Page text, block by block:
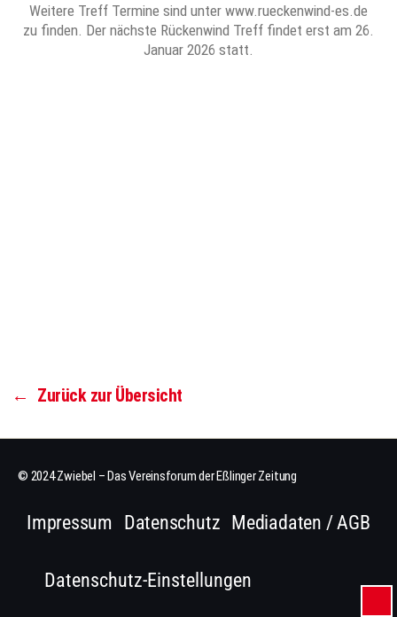
Weitere Treff Termine sind unter www.rueckenwind-es.de
zu finden. Der nächste Rückenwind Treff findet erst am 26.
Januar 2026 statt.
← Zurück zur Übersicht
© 2024 Zwiebel – Das Vereinsforum der Eßlinger Zeitung
Impressum Datenschutz Mediadaten / AGB
Datenschutz-Einstellungen